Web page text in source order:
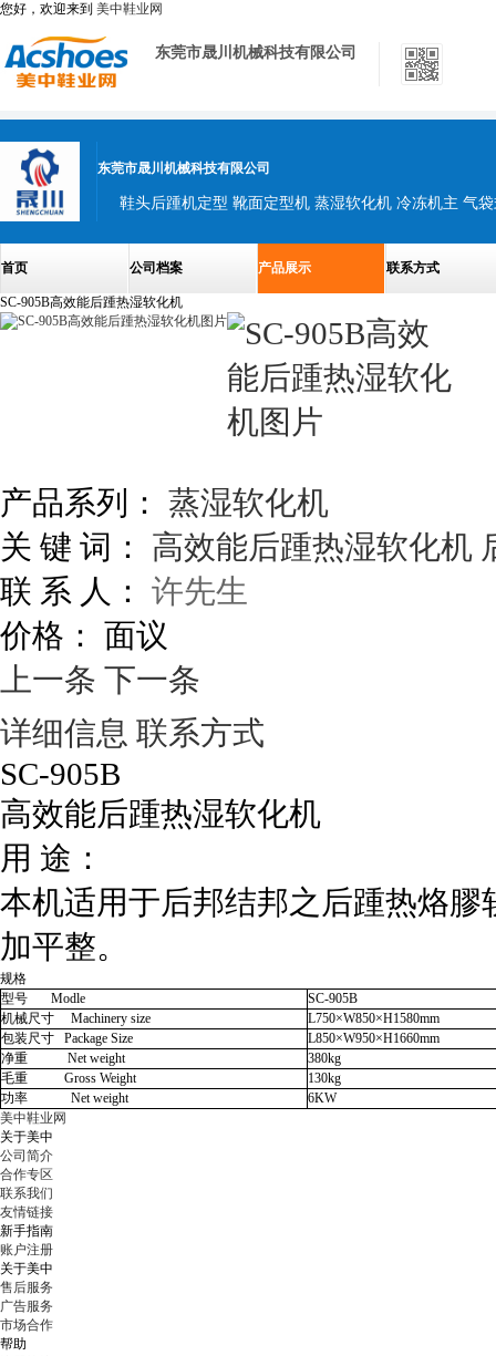
您好，欢迎来到 美中鞋业网
东莞市晟川机械科技有限公司
东莞市晟川机械科技有限公司
首页 公司档案 产品展示 联系方式
SC-905B高效能后踵热湿软化机
产品系列： 蒸湿软化机
关 键 词：
高效能后踵热湿软化机
联 系 人： 许先生
价格： 面议
上一条 下一条
详细信息 联系方式
SC-905B
高效能后踵热湿软化机
用 途：
本机适用于后邦结邦之后踵热烙
加平整。
规格
型号 Modle
SC-905B
机械尺寸 Machinery size
L750×W850×H1580mm
包装尺寸 Package Size
L850×W950×H1660mm
净重 Net weight
380kg
毛重 Gross Weight
130kg
功率 Net weight
6KW
美中鞋业网
关于美中
公司简介
合作专区
联系我们
友情链接
新手指南
账户注册
关于美中
售后服务
广告服务
市场合作
帮助